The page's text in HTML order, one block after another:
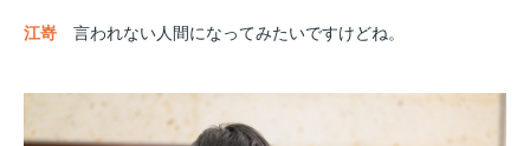
江嵜 言われない人間になってみたいですけどね。